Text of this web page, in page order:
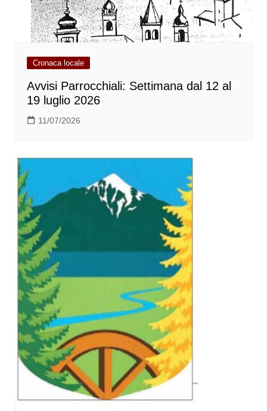
Cronaca locale
Avvisi Parrocchiali: Settimana dal 12 al
19 luglio 2026
11/07/2026